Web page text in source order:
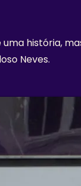
história,
Neves.